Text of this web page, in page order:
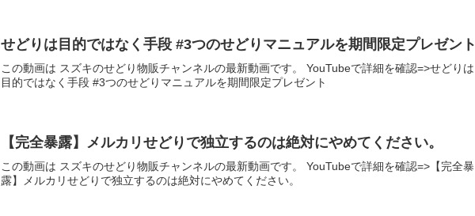
せどりは目的ではなく手段 #3つのせどりマニュアルを期間限定プレゼント
この動画は スズキのせどり物販チャンネルの最新動画です。 YouTubeで詳細を確認=>せどりは
目的ではなく手段 #3つのせどりマニュアルを期間限定プレゼント
【完全暴露】メルカリせどりで独立するのは絶対にやめてください。
この動画は スズキのせどり物販チャンネルの最新動画です。 YouTubeで詳細を確認=>【完全暴
露】メルカリせどりで独立するのは絶対にやめてください。